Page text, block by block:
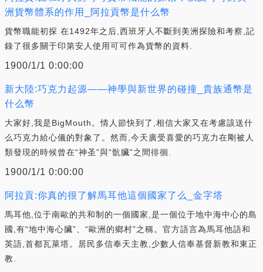
洲貨幣體系的作用_阿拉貢幣是什么幣
貨幣職能初探 在1492年之后,西班牙人不斷到美洲探險和考察,記
錄了很多關于印第安人使用可可作為貨幣的資料.
1900/1/1 0:00:00
新大陸:巧克力起源——神學與新世界的碰撞_貴族通幣是
什么幣
大家好,我是BigMouth。情人節快到了,相信大家又在考慮該送什
么巧克力給心儀的對象了。然而,今天廣受喜愛的巧克力在剛被人
類發現的時候曾在“神圣”與“骯臟”之間徘徊.
1900/1/1 0:00:00
阿拉貢:你真的很了解馬耳他這個國家了么_金字塔
馬耳他,位于南歐的共和制的一個國家,是一個位于地中海中心的島
國,有“地中海心臟”、“歐洲的鄉村”之稱。官方語言為馬耳他語和
英語,首都瓦萊塔。居民多信奉天主教,少數人信奉基督新教和東正
教.